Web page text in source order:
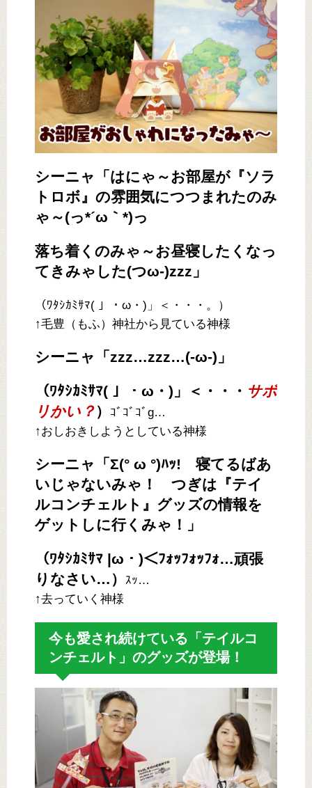
シーニャ「はにゃ～お部屋が『ソラ
トロボ』の雰囲気につつまれたのみ
ゃ～(っ*´ω｀*)っ
落ち着くのみゃ～お昼寝したくなっ
てきみゃした(つω-)zzz」
（ﾜﾀｼｶﾐｻﾏ( 」・ω・)」＜・・・。）
↑毛豊（もふ）神社から見ている神様
シーニャ「zzz…zzz…(-ω-)」
（ﾜﾀｼｶﾐｻﾏ( 」・ω・)」＜・・・ サボ
リかい？）
ｺﾞｺﾞｺﾞg…
↑おしおきしようとしている神様
シーニャ「Σ(° ω °)ﾊｯ! 寝てるばあ
いじゃないみゃ！ つぎは『テイ
ルコンチェルト』グッズの情報を
ゲットしに行くみゃ！」
（ﾜﾀｼｶﾐｻﾏ |ω・)＜ﾌｫｯﾌｫｯﾌｫ…頑張
りなさい…）
ｽｯ…
↑去っていく神様
今も愛され続けている「テイルコ
ンチェルト」のグッズが登場！